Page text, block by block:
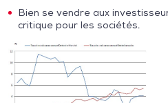
Bien se vendre aux
critique pour les sociétés.